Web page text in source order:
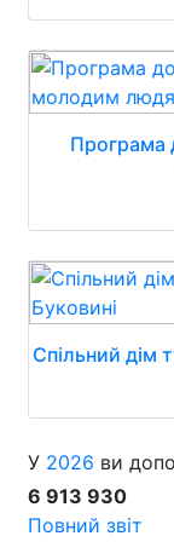
Програма
Спільний дім
У 2026 ви
6 913 930
Повний звіт